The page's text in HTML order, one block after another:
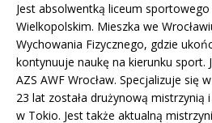
Jest absolwentką liceum
Wielkopolskim. Mieszka we
Wychowania Fizycznego, gdzie
kontynuuje naukę na kierunku sport.
AZS AWF Wrocław. Specjalizuje się
23 lat została drużynową mistrzynią
w Tokio. Jest także aktualną